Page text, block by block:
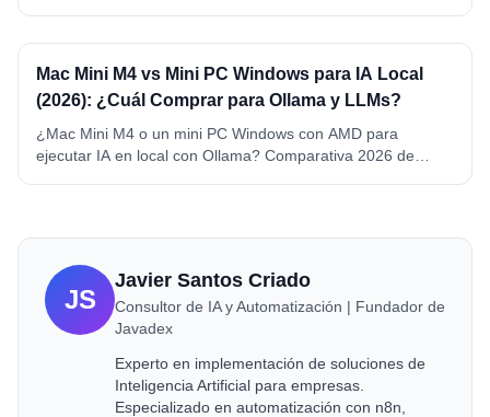
Mac Mini M4 vs Mini PC Windows para IA Local
(2026): ¿Cuál Comprar para Ollama y LLMs?
¿Mac Mini M4 o un mini PC Windows con AMD para
ejecutar IA en local con Ollama? Comparativa 2026 de
JS
Javier Santos Criado
Consultor de IA y Automatización | Fundador de
Javadex
Experto en implementación de soluciones de
Inteligencia Artificial para empresas.
Especializado en automatización con n8n,